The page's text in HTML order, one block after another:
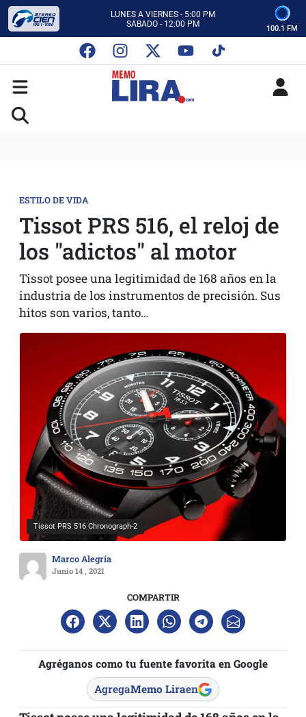
LUNES A VIERNES - 5:00 PM
SABADO - 12:00 PM
CON MEMO LIRA Y SU EQUIPO
LUNES A VIERNES - 5:00 PM
SABADO - 12:00 PM
100.1 FM
ESTILO DE VIDA
Tissot PRS 516, el reloj de
los "adictos" al motor
Tissot posee una legitimidad de 168 años en la
industria de los instrumentos de precisión. Sus
hitos son varios, tanto…
Tissot PRS 516 Chronograph-2
Marco Alegría
Junio 14 , 2021
COMPARTIR
Agréganos como tu fuente favorita en Google
AgregaMemo Liraen